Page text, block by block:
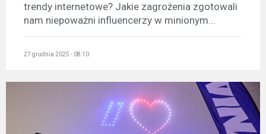
trendy internetowe? Jakie zagrożenia zgotowali
nam niepoważni influencerzy w minionym...
27 grudnia 2025 - 08:10